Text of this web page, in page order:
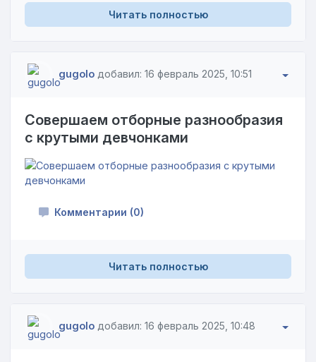
Читать полностью
gugolo добавил: 16 февраль 2025, 10:51
Совершаем отборные разнообразия
с крутыми девчонками
Комментарии (0)
Читать полностью
gugolo добавил: 16 февраль 2025, 10:48